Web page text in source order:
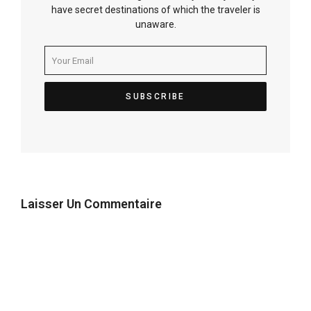
have secret destinations of which the traveler is
unaware.
Laisser Un Commentaire